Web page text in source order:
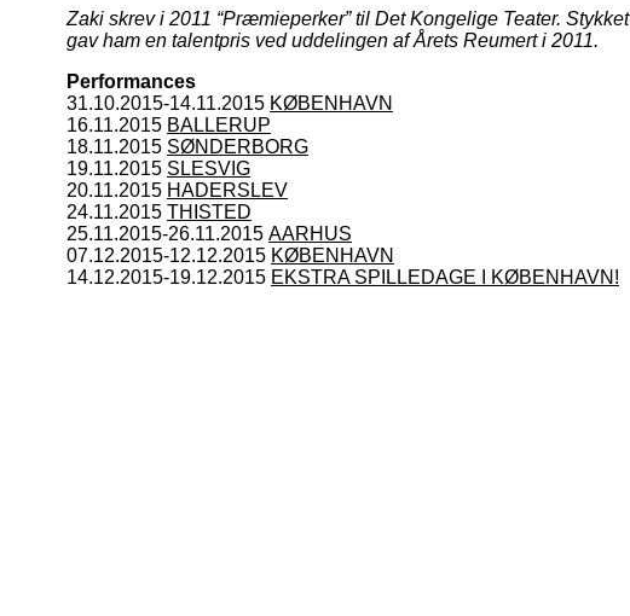
Zaki skrev i 2011 “Præmieperker” til Det Kongelige Teater. Stykket
gav ham en talentpris ved uddelingen af Årets Reumert i 2011.
Performances
31.10.2015-14.11.2015 KØBENHAVN
16.11.2015 BALLERUP
18.11.2015 SØNDERBORG
19.11.2015 SLESVIG
20.11.2015 HADERSLEV
24.11.2015 THISTED
25.11.2015-26.11.2015 AARHUS
07.12.2015-12.12.2015 KØBENHAVN
14.12.2015-19.12.2015 EKSTRA SPILLEDAGE I KØBENHAVN!